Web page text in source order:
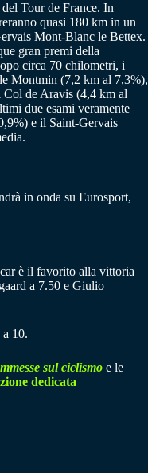
Tour de France. In
quasi 180 km in un
Mont-Blanc le Bettex.
gran premi della
circa 70 chilometri, i
Montmin (7,2 km al 7,3%),
de Aravis (4,4 km al
due esami veramente
e il Saint-Gervais
in onda su Eurosport,
è il favorito alla vittoria
a 7.50 e Giulio
10.
sul ciclismo e le
dedicata